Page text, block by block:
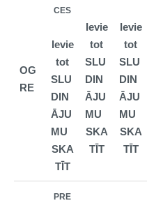
OG
RE
CES
Ievie
tot
SLU
DIN
ĀJU
MU
SKA
TĪT
Ievie
tot
SLU
DIN
ĀJU
MU
SKA
TĪT
Ievie
tot
SLU
DIN
ĀJU
MU
SKA
TĪT
PRE